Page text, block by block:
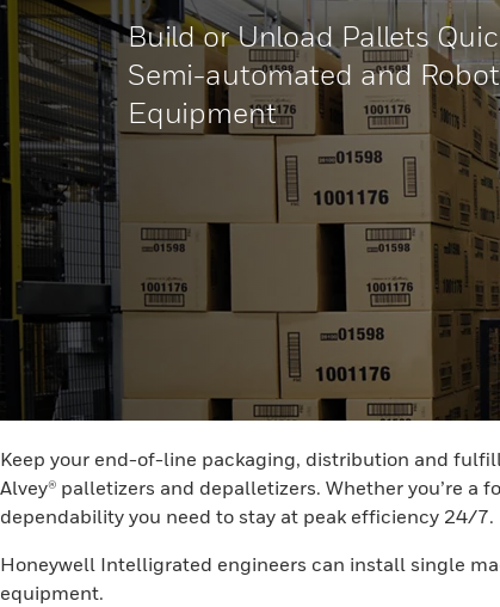
Build or Unload Pallets
Semi-automated and
Equipment
Keep your end-of-line packaging, distribution and
Alvey® palletizers and depalletizers. Whether you’re
dependability you need to stay at peak efficiency 24/7.
Honeywell Intelligrated engineers can install single
equipment.